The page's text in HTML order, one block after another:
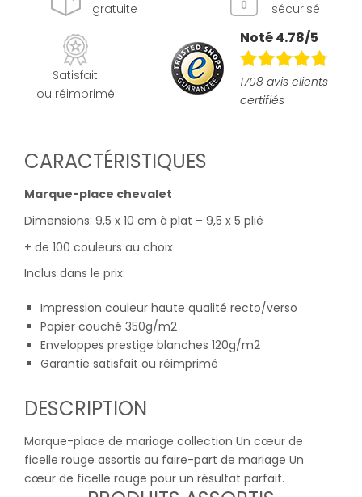
gratuite
sécurisé
Satisfait
ou réimprimé
Noté 4.78/5
1708 avis clients
certifiés
CARACTÉRISTIQUES
Marque-place chevalet
Dimensions: 9,5 x 10 cm à plat – 9,5 x 5 plié
+ de 100 couleurs au choix
Inclus dans le prix:
Impression couleur haute qualité recto/verso
Papier couché 350g/m2
Enveloppes prestige blanches 120g/m2
Garantie satisfait ou réimprimé
DESCRIPTION
Marque-place de mariage collection Un cœur de
ficelle rouge assortis au faire-part de mariage Un
cœur de ficelle rouge pour un résultat parfait.